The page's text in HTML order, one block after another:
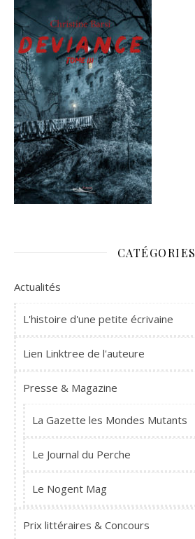
CATÉGORIES
Actualités
L'histoire d'une petite écrivaine
Lien Linktree de l'auteure
Presse & Magazine
La Gazette les Mondes Mutants
Le Journal du Perche
Le Nogent Mag
Prix littéraires & Concours